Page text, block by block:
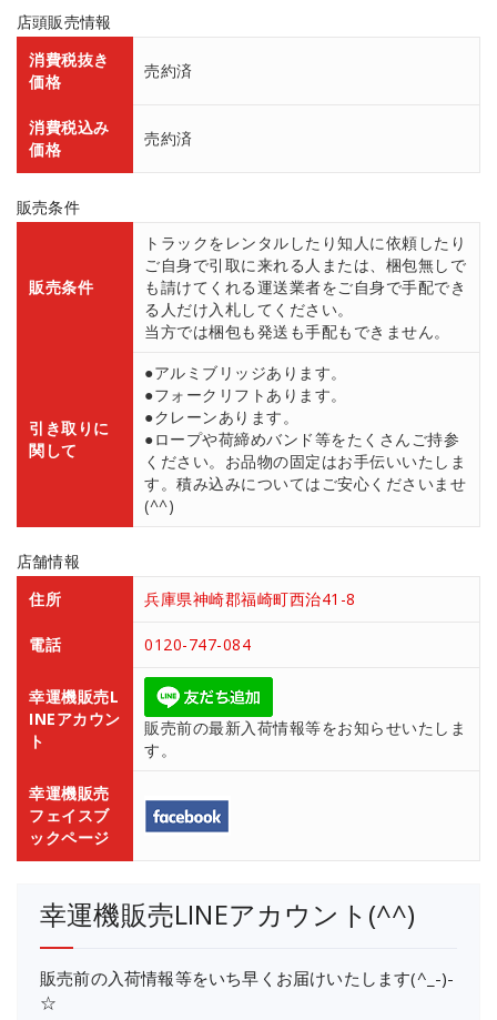
店頭販売情報
消費税抜き
価格
売約済
消費税込み
価格
売約済
販売条件
販売条件
トラックをレンタルしたり知人に依頼したり
ご自身で引取に来れる人または、梱包無しで
も請けてくれる運送業者をご自身で手配でき
る人だけ入札してください。
当方では梱包も発送も手配もできません。
引き取りに
関して
●アルミブリッジあります。
●フォークリフトあります。
●クレーンあります。
●ロープや荷締めバンド等をたくさんご持参
ください。お品物の固定はお手伝いいたしま
す。積み込みについてはご安心くださいませ
(^^)
店舗情報
住所
兵庫県神崎郡福崎町西治41-8
電話 0120-747-084
幸運機販売L
INEアカウン
ト
販売前の最新入荷情報等をお知らせいたしま
す。
幸運機販売
フェイスブ
ックページ
幸運機販売LINEアカウント(^^)
販売前の入荷情報等をいち早くお届けいたします(^_-)-
☆